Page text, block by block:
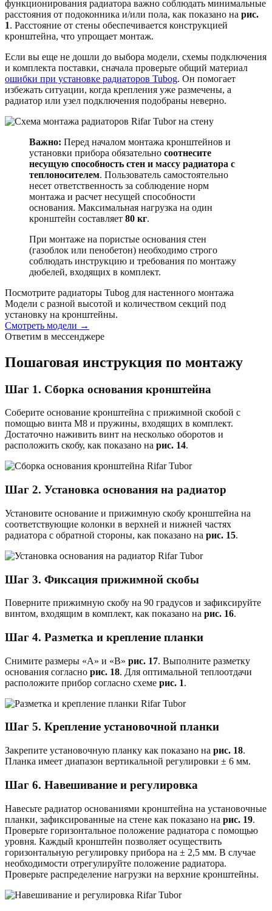
функционирования радиатора важно соблюдать минимальные
расстояния от подоконника и/или пола, как показано на рис.
1. Расстояние от стены обеспечивается конструкцией
кронштейна, что упрощает монтаж.
Если вы еще не дошли до выбора модели, схемы подключения
и комплекта поставки, сначала проверьте общий материал
ошибки при установке радиаторов Tubog. Он помогает
избежать ситуации, когда крепления уже размечены, а
радиатор или узел подключения подобраны неверно.
Важно: Перед началом монтажа кронштейнов и
установки прибора обязательно соотнесите
несущую способность стен и массу радиатора с
теплоносителем. Пользователь самостоятельно
несет ответственность за соблюдение норм
монтажа и расчет несущей способности
основания. Максимальная нагрузка на один
кронштейн составляет 80 кг.
При монтаже на пористые основания стен
(газоблок или пенобетон) необходимо строго
соблюдать инструкцию и требования по монтажу
дюбелей, входящих в комплект.
Посмотрите радиаторы Tubog для настенного монтажа
Модели с разной высотой и количеством секций под
установку на кронштейны.
Смотреть модели →
Ответим в мессенджере
Пошаговая инструкция по монтажу
Шаг 1. Сборка основания кронштейна
Соберите основание кронштейна с прижимной скобой с
помощью винта М8 и пружины, входящих в комплект.
Достаточно наживить винт на несколько оборотов и
расположить скобу, как показано на рис. 14.
Шаг 2. Установка основания на радиатор
Установите основание и прижимную скобу кронштейна на
соответствующие колонки в верхней и нижней частях
радиатора с обратной стороны, как показано на рис. 15.
Шаг 3. Фиксация прижимной скобы
Поверните прижимную скобу на 90 градусов и зафиксируйте
винтом, входящим в комплект, как показано на рис. 16.
Шаг 4. Разметка и крепление планки
Снимите размеры «А» и «В» рис. 17. Выполните разметку
основания согласно рис. 18. Для оптимальной теплоотдачи
расположите прибор согласно схеме рис. 1.
Шаг 5. Крепление установочной планки
Закрепите установочную планку как показано на рис. 18.
Планка имеет диапазон вертикальной регулировки ± 6 мм.
Шаг 6. Навешивание и регулировка
Навесьте радиатор основаниями кронштейна на установочные
планки, зафиксированные на стене как показано на рис. 19.
Проверьте горизонтальное положение радиатора с помощью
уровня. Каждый кронштейн позволяет осуществить
горизонтальную регулировку прибора на ± 2,5 мм. В случае
необходимости отрегулируйте положение радиатора.
Проверьте распределение нагрузки на верхние кронштейны.